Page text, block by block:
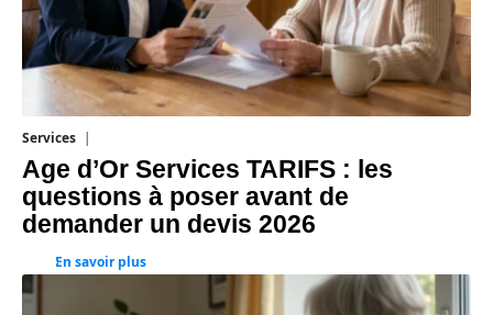
Services
Age d’Or Services TARIFS : les
questions à poser avant de
demander un devis 2026
En savoir plus